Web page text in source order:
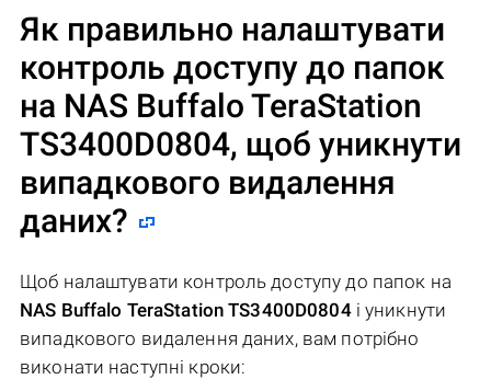
Як правильно налаштувати
контроль доступу до папок
на NAS Buffalo TeraStation
TS3400D0804, щоб уникнути
випадкового видалення
даних?
Щоб налаштувати контроль доступу до папок на
NAS Buffalo TeraStation TS3400D0804і уникнути
випадкового видалення даних, вам потрібно
виконати наступні кроки: